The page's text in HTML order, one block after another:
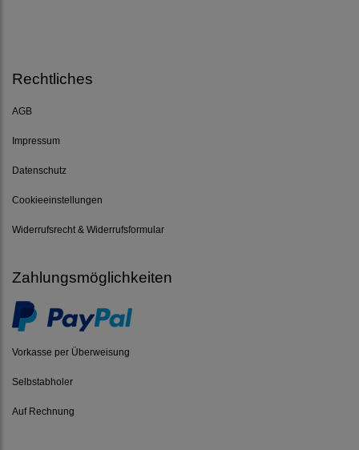
Rechtliches
AGB
Impressum
Datenschutz
Cookieeinstellungen
Widerrufsrecht & Widerrufsformular
Zahlungsmöglichkeiten
Vorkasse per Überweisung
Selbstabholer
Auf Rechnung